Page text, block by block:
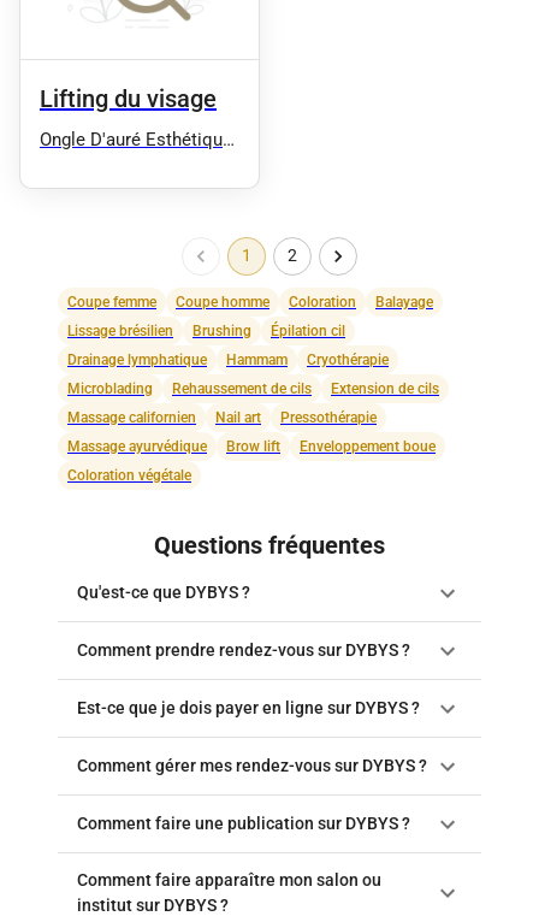
Lifting du visage
Ongle D'auré Esthétique
Sauna Extension de cils
1 2
Coupe femme Coupe homme Coloration
Balayage
Lissage brésilien
Brushing
Épilation cil
Drainage lymphatique
Hammam
Cryothérapie
Microblading
Rehaussement de cils
Extension de cils
Massage californien
Nail art
Pressothérapie
Massage ayurvédique
Brow lift
Enveloppement boue
Coloration végétale
Questions fréquentes
Qu'est-ce que DYBYS ?
Comment prendre rendez-vous sur DYBYS ?
Est-ce que je dois payer en ligne sur DYBYS ?
Comment gérer mes rendez-vous sur DYBYS ?
Comment faire une publication sur DYBYS ?
Comment faire apparaître mon salon ou
institut sur DYBYS ?